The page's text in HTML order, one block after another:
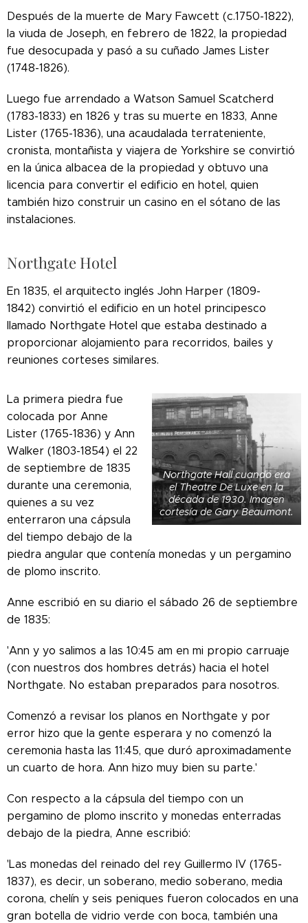
Después de la muerte de Mary Fawcett (c.1750-1822),
la viuda de Joseph, en febrero de 1822, la propiedad
fue desocupada y pasó a su cuñado James Lister
(1748-1826).
Luego fue arrendado a Watson Samuel Scatcherd
(1783-1833) en 1826 y tras su muerte en 1833, Anne
Lister (1765-1836), una acaudalada terrateniente,
cronista, montañista y viajera de Yorkshire se convirtió
en la única albacea de la propiedad y obtuvo una
licencia para convertir el edificio en hotel, quien
también hizo construir un casino en el sótano de las
instalaciones.
Northgate Hotel
En 1835, el arquitecto inglés John Harper (1809-
1842) convirtió el edificio en un hotel principesco
llamado Northgate Hotel que estaba destinado a
proporcionar alojamiento para recorridos, bailes y
reuniones corteses similares.
Northgate Hall cuando era
el Theatre De Luxe en la
década de 1930. Imagen
cortesía de Gary Beaumont.
La primera piedra fue
colocada por Anne
Lister (1765-1836) y Ann
Walker (1803-1854) el 22
de septiembre de 1835
durante una ceremonia,
quienes a su vez
enterraron una cápsula
del tiempo debajo de la
piedra angular que contenía monedas y un pergamino
de plomo inscrito.
Anne escribió en su diario el sábado 26 de septiembre
de 1835:
'Ann y yo salimos a las 10:45 am en mi propio carruaje
(con nuestros dos hombres detrás) hacia el hotel
Northgate. No estaban preparados para nosotros.
Comenzó a revisar los planos en Northgate y por
error hizo que la gente esperara y no comenzó la
ceremonia hasta las 11:45, que duró aproximadamente
un cuarto de hora. Ann hizo muy bien su parte.'
Con respecto a la cápsula del tiempo con un
pergamino de plomo inscrito y monedas enterradas
debajo de la piedra, Anne escribió:
'Las monedas del reinado del rey Guillermo IV (1765-
1837), es decir, un soberano, medio soberano, media
corona, chelín y seis peniques fueron colocados en una
gran botella de vidrio verde con boca, también una